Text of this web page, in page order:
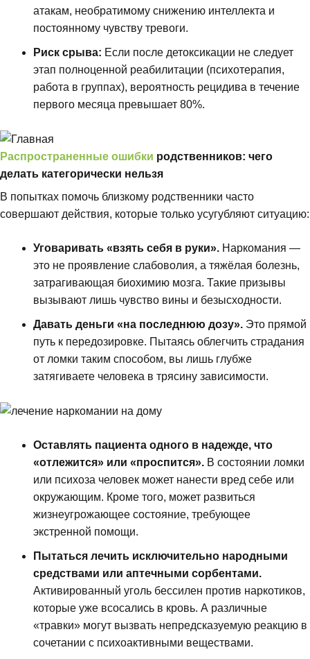
атакам, необратимому снижению интеллекта и
постоянному чувству тревоги.
Риск срыва: Если после детоксикации не следует
этап полноценной реабилитации (психотерапия,
работа в группах), вероятность рецидива в течение
первого месяца превышает 80%.
Распространенные ошибки родственников: чего
делать категорически нельзя
В попытках помочь близкому родственники часто
совершают действия, которые только усугубляют ситуацию:
Уговаривать «взять себя в руки». Наркомания —
это не проявление слабоволия, а тяжёлая болезнь,
затрагивающая биохимию мозга. Такие призывы
вызывают лишь чувство вины и безысходности.
Давать деньги «на последнюю дозу». Это прямой
путь к передозировке. Пытаясь облегчить страдания
от ломки таким способом, вы лишь глубже
затягиваете человека в трясину зависимости.
Оставлять пациента одного в надежде, что
«отлежится» или «проспится». В состоянии ломки
или психоза человек может нанести вред себе или
окружающим. Кроме того, может развиться
жизнеугрожающее состояние, требующее
экстренной помощи.
Пытаться лечить исключительно народными
средствами или аптечными сорбентами.
Активированный уголь бессилен против наркотиков,
которые уже всосались в кровь. А различные
«травки» могут вызвать непредсказуемую реакцию в
сочетании с психоактивными веществами.